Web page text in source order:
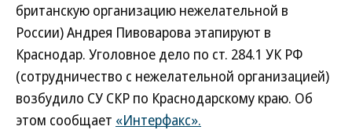
британскую организацию нежелательной в
России) Андрея Пивоварова этапируют в
Краснодар. Уголовное дело по ст. 284.1 УК РФ
(сотрудничество с нежелательной организацией)
возбудило СУ СКР по Краснодарскому краю. Об
этом сообщает «Интерфакс».